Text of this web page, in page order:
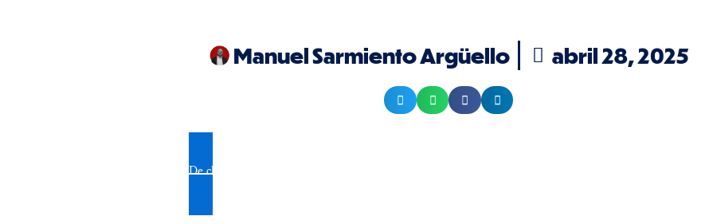
Manuel Sarmiento Argüello abril 28, 2025
De clic aquí para recibir nuestras publicaciones en su WhatsApp